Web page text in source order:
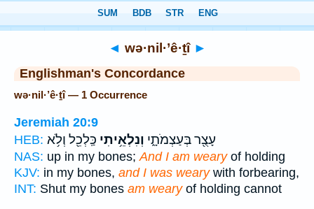
◄ wə·nil·’ê·ṯî ►
Englishman's Concordance
wə·nil·’ê·ṯî — 1 Occurrence
Jeremiah 20:9
HEB:
עָצֻ֖ר בְּעַצְמֹתָ֑י וְנִלְאֵ֥יתִי כַּֽלְכֵ֖ל וְלֹ֥א
NAS: up in my bones; And I am wearyof holding
KJV: in my bones, and I was wearywith forbearing,
INT: Shut my bones am wearyof holding cannot